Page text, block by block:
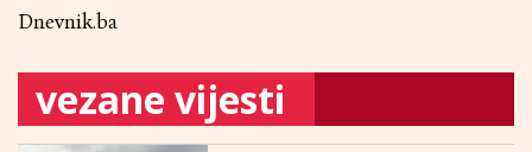
Dnevnik.ba
vezane vijesti